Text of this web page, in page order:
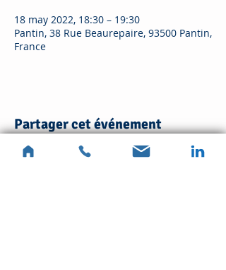
18 may 2022, 18:30 – 19:30
Pantin, 38 Rue Beaurepaire, 93500 Pantin,
France
Partager cet événement